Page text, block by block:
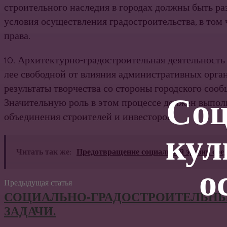
строительного наследия в городах должны
усло­вия осуществления градостроительства, в
права.
10. Архитектурно-градостроительная
лее свободной от влияния административных
результаты творчества со стороны городского
Значительную роль в этом процессе должен
объединения строителей и инвесторов.
Читать так же: Предотвращение социальной эрозии
Предыдущая статья
СОЦИАЛЬНО-
ЗАДАЧИ.